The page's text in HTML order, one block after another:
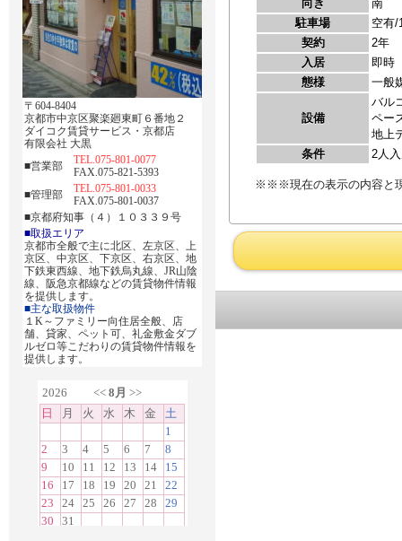
〒604-8404
京都市中京区聚楽廻東町６番地２
ダイコク賃貸サービス・京都店
有限会社 大黒
■営業部
TEL.075-801-0077
FAX.075-821-5393
■管理部
TEL.075-801-0033
FAX.075-801-0037
■京都府知事（４）１０３３９号
■取扱エリア
京都市全般で主に北区、左京区、上
京区、中京区、下京区、右京区、地
下鉄東西線、地下鉄烏丸線、JR山陰
線、阪急京都線などの賃貸物件情報
を提供します。
■主な取扱物件
１K～ファミリー向住居全般、店
舗、貸家、ペット可、礼金敷金ダブ
ルゼロ等こだわりの賃貸物件情報を
提供します。